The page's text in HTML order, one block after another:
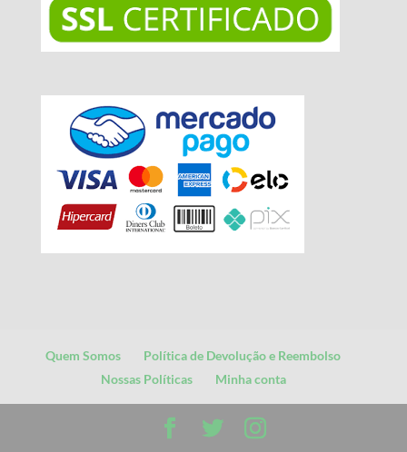
Quem Somos
Política de Devolução e Reembolso
Nossas Políticas
Minha conta